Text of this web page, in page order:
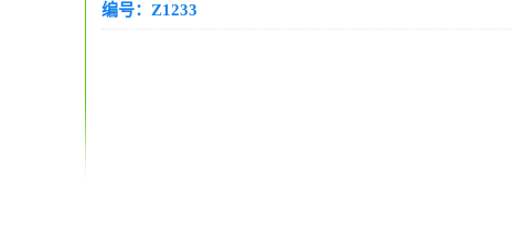
编号：Z1233